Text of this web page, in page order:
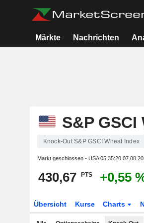
Märkte Nachrichten
S&P GSCI
Knock-Out S&P GSCI Wheat Index
Markt geschlossen - USA05:35:20
430,67 PTS +0,55
Übersicht Kurse Charts